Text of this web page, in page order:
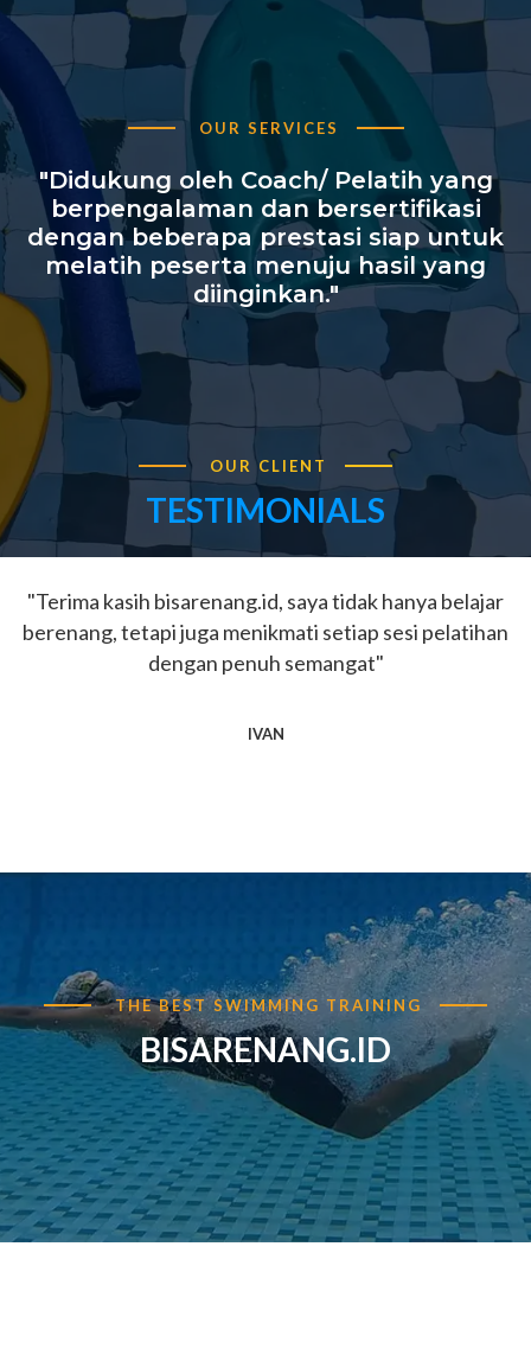
OUR SERVICES
"Didukung oleh Coach/ Pelatih yang
berpengalaman dan bersertifikasi
dengan beberapa prestasi siap untuk
melatih peserta menuju hasil yang
diinginkan."
OUR CLIENT
TESTIMONIALS
"Terima kasih bisarenang.id, saya tidak hanya belajar
berenang, tetapi juga menikmati setiap sesi pelatihan
dengan penuh semangat"
IVAN
THE BEST SWIMMING TRAINING
BISARENANG.ID